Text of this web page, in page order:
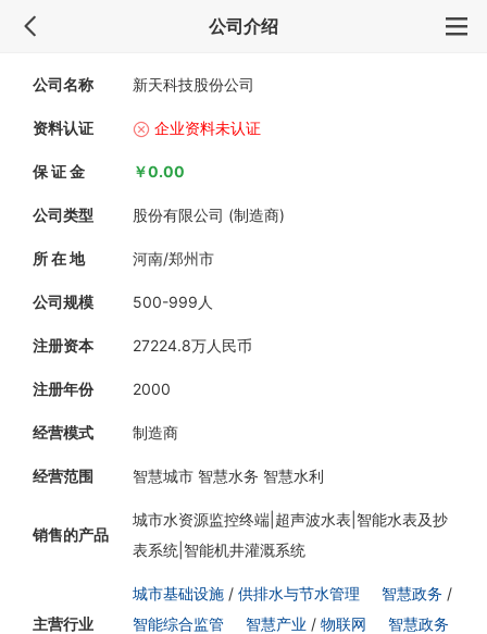
公司介绍
公司名称 新天科技股份公司
资料认证 企业资料未认证
保 证 金 ￥0.00
公司类型 股份有限公司 (制造商)
所 在 地 河南/郑州市
公司规模 500-999人
注册资本 27224.8万人民币
注册年份 2000
经营模式 制造商
经营范围 智慧城市 智慧水务 智慧水利
销售的产品
城市水资源监控终端|超声波水表|智能水表及抄
表系统|智能机井灌溉系统
主营行业
城市基础设施 / 供排水与节水管理 智慧政务 /
智能综合监管
智慧产业 / 物联网
智慧政务